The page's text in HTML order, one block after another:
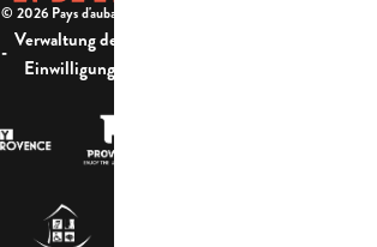
© 2026 Pays d'aubagne et de l'étoile -
- Verwaltung der
Einwilligung